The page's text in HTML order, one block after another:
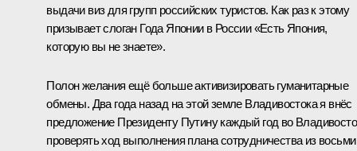
выдачи виз для групп российских туристов. Как раз к этому
призывает слоган Года Японии в России «Есть Япония,
которую вы не знаете».
Полон желания ещё больше активизировать гуманитарные
обмены. Два года назад на этой земле Владивостока я внёс
предложение Президенту Путину каждый год во
проверять ход выполнения плана сотрудничества из восьми